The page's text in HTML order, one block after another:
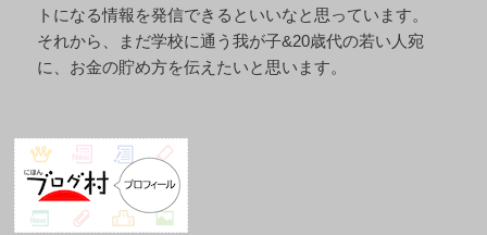
トになる情報を発信できるといいなと思っています。
それから、まだ学校に通う我が子&20歳代の若い人宛
に、お金の貯め方を伝えたいと思います。